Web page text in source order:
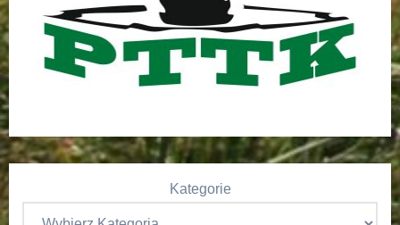
Kategorie